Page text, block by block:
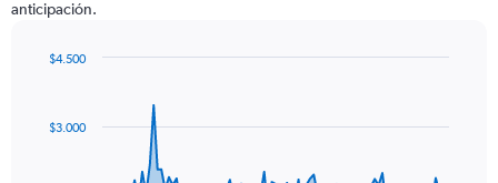
anticipación.
data
$3.000
$4.500